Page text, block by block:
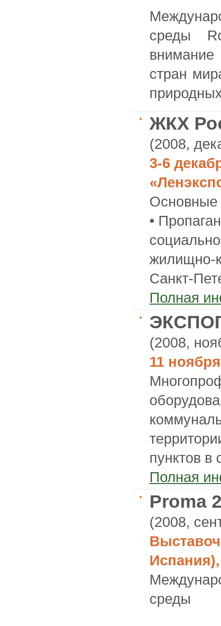
среды
стран
ЖКХ
(2008,
3-6
Основные
•
жилищно-
Санкт-
Полная
(2008,
11
пунктов в
Полная
Proma
(2008,
среды